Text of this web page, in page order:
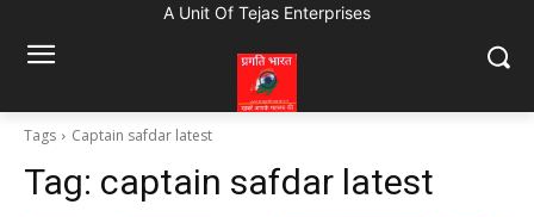
A Unit Of Tejas Enterprises
Tags Captain safdar latest
Tag: captain safdar latest